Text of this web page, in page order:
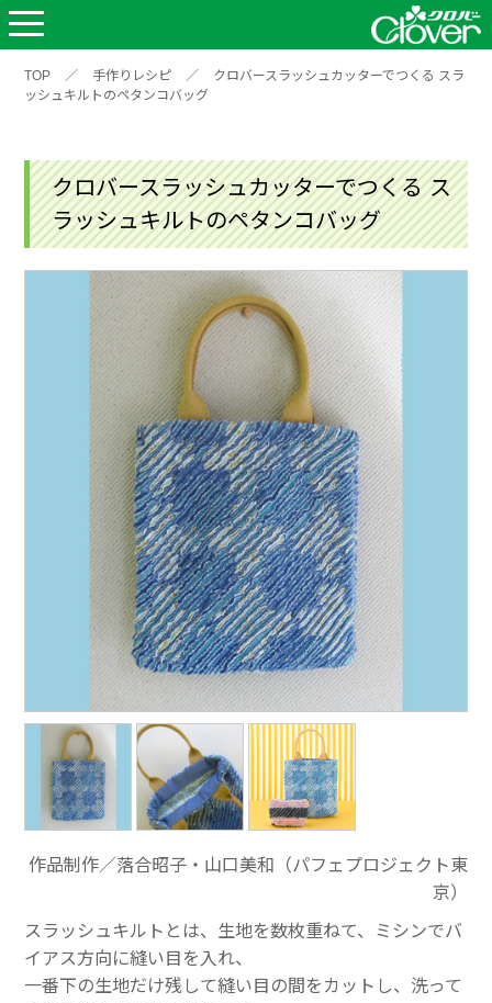
TOP ／ 手作りレシピ ／
クロバースラッシュカッターでつくる スラ
ッシュキルトのペタンコバッグ
クロバースラッシュカッターでつくる ス
ラッシュキルトのペタンコバッグ
作品制作／落合昭子・山口美和（パフェプロジェクト東
京）
スラッシュキルトとは、生地を数枚重ねて、ミシンでバ
イアス方向に縫い目を入れ、
一番下の生地だけ残して縫い目の間をカットし、洗って